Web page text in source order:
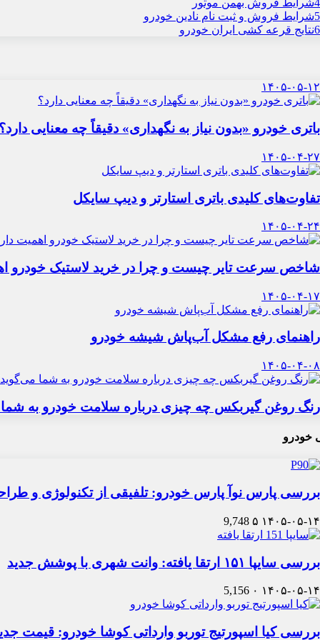
5شرایط فروش و ثبت نام نادین خودرو
6نتایج قرعه کشی ایران خودرو
۱۴۰۵-۰۵-۱۲
باتری خودرو «بدون نیاز به نگهداری» دقیقاً چه معنایی دارد؟
۱۴۰۵-۰۴-۲۷
تفاوت‌های کلیدی باتری استارتر و دیپ سایکل
۱۴۰۵-۰۴-۲۴
شاخص سرعت تایر چیست و چرا در خرید لاستیک خودرو
۱۴۰۵-۰۴-۱۷
راهنمای رفع مشکل آب‌پاش شیشه خودرو
۱۴۰۵-۰۴-۰۸
رنگ روغن گیربکس چه چیزی درباره سلامت خودرو به
خودرو
بررسی پارس نوآ پارس خودرو: تلفیقی از تکنولوژی و
۱۴۰۵-۰۵-۱۴ ۵ 9,748
بررسی سایپا ۱۵۱ ارتقا یافته: وانت شهری با پوشش جدید
۱۴۰۵-۰۵-۱۴ ۰ 5,156
بررسی کیا اسپورتیج توربو وارداتی کوشا خودرو: قیمت